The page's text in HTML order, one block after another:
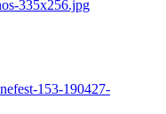
335x256.jpg
153-190427-